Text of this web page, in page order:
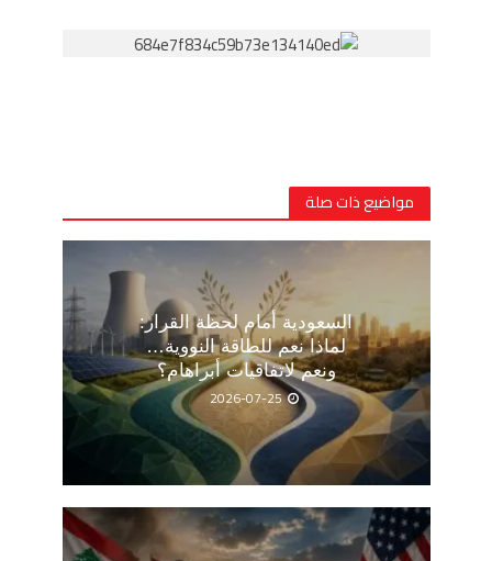
مواضيع ذات صلة
السعودية أمام لحظة القرار:
لماذا نعم للطاقة النووية…
ونعم لاتفاقيات أبراهام؟
2026-07-25